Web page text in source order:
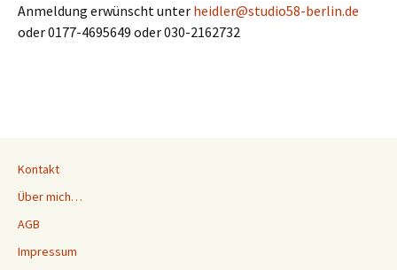
Anmeldung erwünscht unter heidler@studio58-berlin.de
oder 0177-4695649 oder 030-2162732
Kontakt
Über mich…
AGB
Impressum